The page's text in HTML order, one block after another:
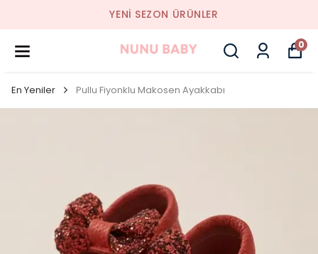
YENI SEZON ÜRÜNLER
0
En Yeniler Pullu Fiyonklu Makosen Ayakkabı